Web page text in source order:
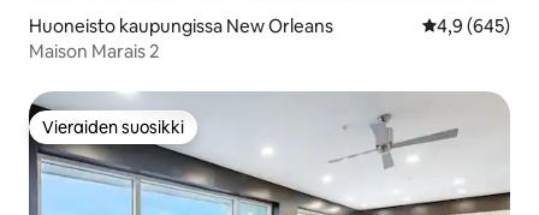
Huoneisto kaupungissa New Orleans
4,9 (645)
Maison Marais 2
Vieraiden suosikki
Vieraiden suosikki